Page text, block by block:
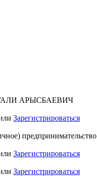
АРЫСБАЕВИЧ
Зарегистрироваться
предпринимательство
Зарегистрироваться
Зарегистрироваться